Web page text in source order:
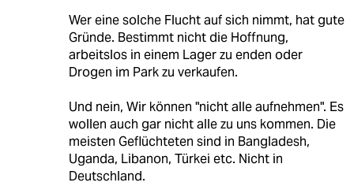
Wer eine solche Flucht auf sich nimmt, hat gute
Gründe. Bestimmt nicht die Hoffnung,
arbeitslos in einem Lager zu enden oder
Drogen im Park zu verkaufen.
Und nein, Wir können "nicht alle aufnehmen". Es
wollen auch gar nicht alle zu uns kommen. Die
meisten Geflüchteten sind in Bangladesh,
Uganda, Libanon, Türkei etc. Nicht in
Deutschland.